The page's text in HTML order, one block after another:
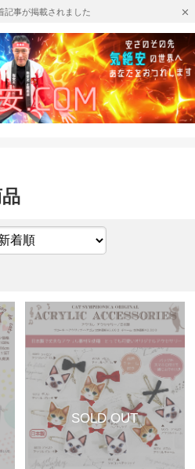
記事が掲載されました